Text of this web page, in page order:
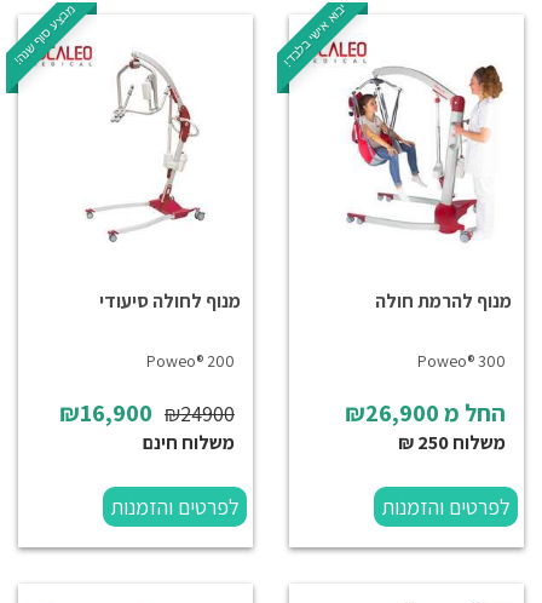
יבוא אישי בלבד!
מנוף להרמת חולה
Poweo® 300
החל מ
משלוח 250 ₪
לפרטים והזמנות
מבצע סוף שנה!
מנוף לחולה סיעודי
Poweo® 200
₪16,900 ₪24900
משלוח חינם
לפרטים והזמנות